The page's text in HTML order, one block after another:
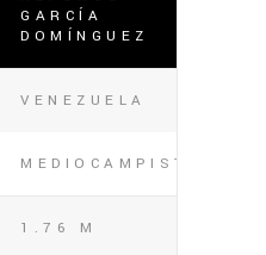
GARCÍA
DOMÍNGUEZ
VENEZUELA
MEDIOCAMPISTA
1.76 M